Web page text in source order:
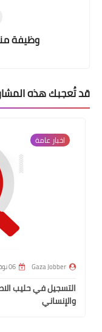
وظيفة
قد تُعجبك هذه
اخبار عامة
Gaza Jobber 06 نوفمبر 2025
التسجيل في حليب
والإنساني